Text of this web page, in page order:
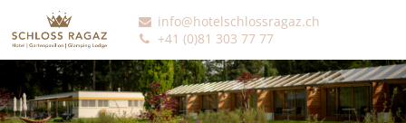
info@hotelschlossragaz.ch
+41 (0)81 303 77 77